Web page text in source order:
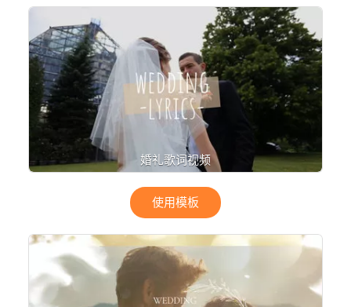
婚礼歌词视频
使用模板